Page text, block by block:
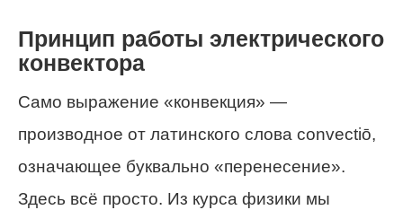
Принцип работы электрического
конвектора
Само выражение «конвекция» —
производное от латинского слова convectiō,
означающее буквально «перенесение».
Здесь всё просто. Из курса физики мы